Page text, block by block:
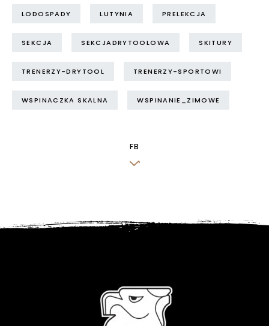
LODOSPADY LUTYNIA PRELEKCJA
SEKCJA SEKCJADRYTOOLOWA SKITURY
TRENERZY-DRYTOOL TRENERZY-SPORTOWI
WSPINACZKA SKALNA WSPINANIE_ZIMOWE
FB